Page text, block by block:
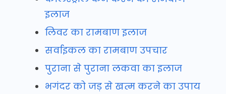
इलाज
लिवर का रामबाण इलाज
सर्वाइकल का रामबाण उपचार
पुराना से पुराना लकवा का इलाज
भगंदर को जड़ से खत्म करने का उपाय